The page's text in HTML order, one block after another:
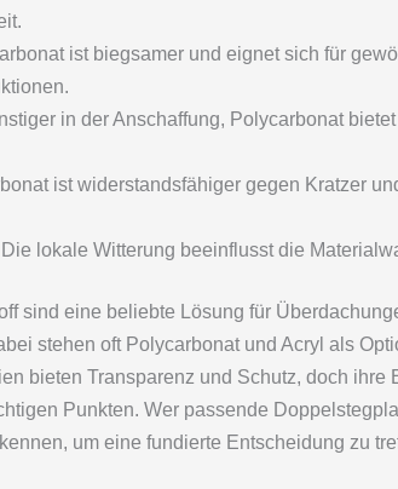
ist biegsamer und eignet sich für
in der Anschaffung, Polycarbonat
ist widerstandsfähiger gegen Kratzer
Die lokale Witterung beeinflusst die
sind eine beliebte Lösung für
stehen oft Polycarbonat und Acryl als
bieten Transparenz und Schutz, doch ihre
Punkten. Wer passende
um eine fundierte Entscheidung zu